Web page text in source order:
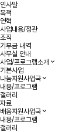
인사말
목적
연혁
사업내용/정관
조직
기부금 내역
사무실 안내
사업/프로그램소개
기본사업
나눔지원사업국
내용/프로그램
갤러리
자료
배움지원사업국
내용/프로그램
갤러리